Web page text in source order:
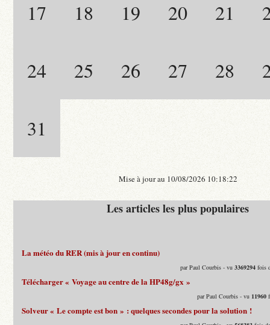
17 18 19 20 21
24 25 26 27 28
31
Mise à jour au 10/08/2026 10:18:22
Les articles les plus populaires
La météo du RER (mis à jour en continu)
par Paul Courbis - vu3369294 fois
Télécharger « Voyage au centre de la HP48g/gx »
par Paul Courbis - vu 11960
Solveur « Le compte est bon » : quelques secondes pour la solution !